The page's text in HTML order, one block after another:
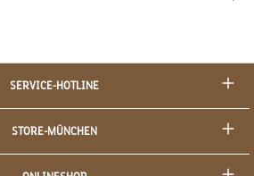
SERVICE-HOTLINE
STORE-MÜNCHEN